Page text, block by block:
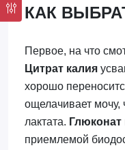
КАК
Первое, на что
Цитрат калия
хорошо
ощелачивает мочу,
лактата. Глюконат
приемлемой